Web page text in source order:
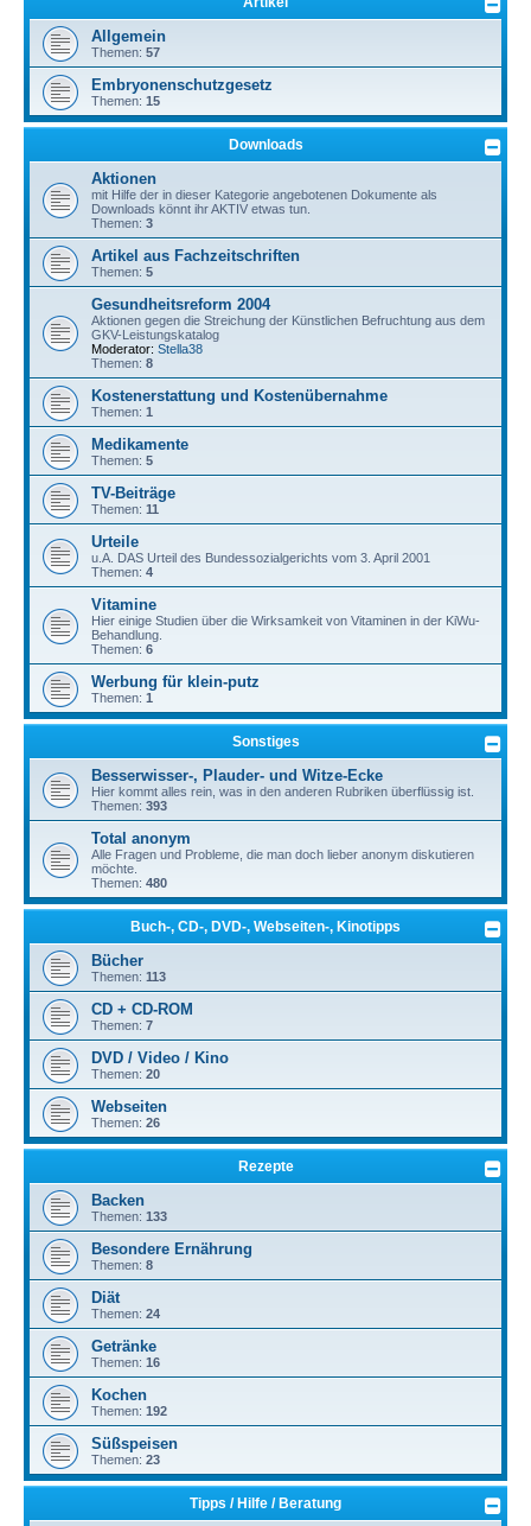
Allgemein
Themen: 57
Embryonenschutzgesetz
Themen: 15
Downloads
Aktionen
mit Hilfe der in dieser Kategorie angebotenen Dokumente als
Downloads könnt ihr AKTIV etwas tun.
Themen: 3
Artikel aus Fachzeitschriften
Themen: 5
Gesundheitsreform 2004
Aktionen gegen die Streichung der Künstlichen Befruchtung aus dem
GKV-Leistungskatalog
Moderator: Stella38
Themen: 8
Kostenerstattung und Kostenübernahme
Themen: 1
Medikamente
Themen: 5
TV-Beiträge
Themen: 11
Urteile
u.A. DAS Urteil des Bundessozialgerichts vom 3. April 2001
Themen: 4
Vitamine
Hier einige Studien über die Wirksamkeit von Vitaminen in der KiWu-
Behandlung.
Themen: 6
Werbung für klein-putz
Themen: 1
Sonstiges
Besserwisser-, Plauder- und Witze-Ecke
Hier kommt alles rein, was in den anderen Rubriken überflüssig ist.
Themen: 393
Total anonym
Alle Fragen und Probleme, die man doch lieber anonym diskutieren
möchte.
Themen: 480
Buch-, CD-, DVD-, Webseiten-, Kinotipps
Bücher
Themen: 113
CD + CD-ROM
Themen: 7
DVD / Video / Kino
Themen: 20
Webseiten
Themen: 26
Rezepte
Backen
Themen: 133
Besondere Ernährung
Themen: 8
Diät
Themen: 24
Getränke
Themen: 16
Kochen
Themen: 192
Süßspeisen
Themen: 23
Tipps / Hilfe / Beratung